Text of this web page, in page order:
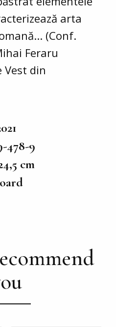
arta
(Conf.
Feraru
Vest din
478-9
cm